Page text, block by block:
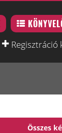
Regisztráció
Összes